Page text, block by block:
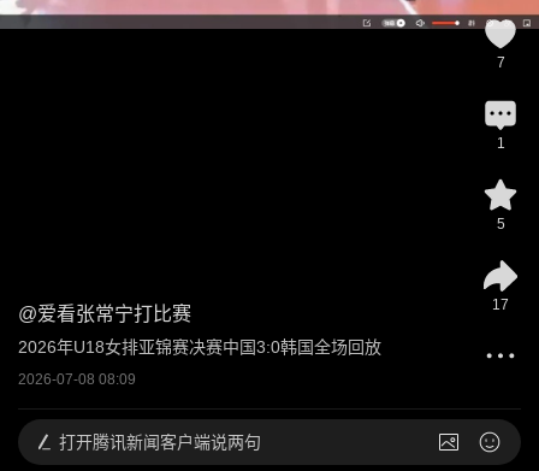
@爱看张常宁打比赛
2026年U18女排亚锦赛决赛中国3:0韩国全场回放
2026-07-08 08:09
7
1
5
17
打开腾讯新闻客户端说两句